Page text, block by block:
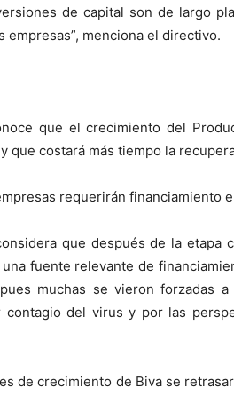
de capital son de largo
empresas”, menciona el directivo.
que el crecimiento del
que costará más tiempo la
requerirán financiamiento
que después de la etapa
fuente relevante de
muchas se vieron forzadas a
contagio del virus y por las
de crecimiento de Biva se